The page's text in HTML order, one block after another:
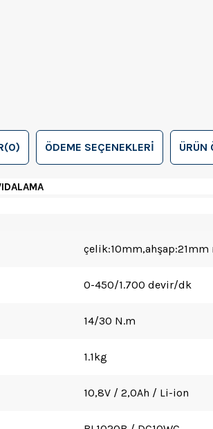
(0) ÖDEME SEÇENEKLERI ÜRÜN
çelik:10mm,ahşap:21mm
0-450/1.700 devir/dk
14/30 N.m
1.1kg
10,8V / 2,0Ah / Li-ion